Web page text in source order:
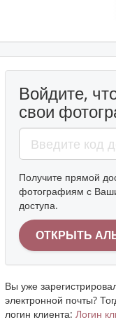
Войдите,
свои
Получите прямой
фотографиям с
доступа.
Вы уже
электронной почты?
логин клиента:Логин